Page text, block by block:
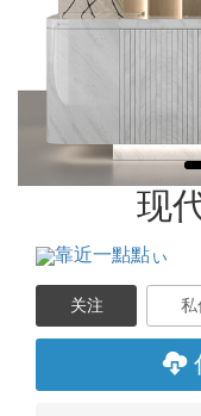
现
靠近一點點ぃ